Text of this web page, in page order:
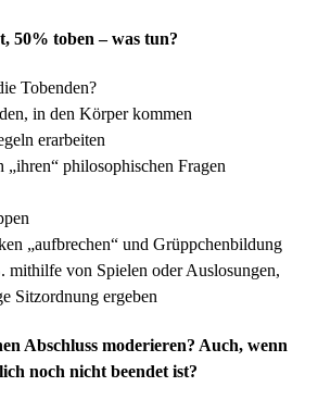
50% toben – was tun?
Tobenden?
in den Körper kommen
erarbeiten
„ihren“ philosophischen Fragen
„aufbrechen“ und Grüppchenbildung
mithilfe von Spielen oder Auslosungen,
Sitzordnung ergeben
Abschluss moderieren? Auch, wenn
noch nicht beendet ist?